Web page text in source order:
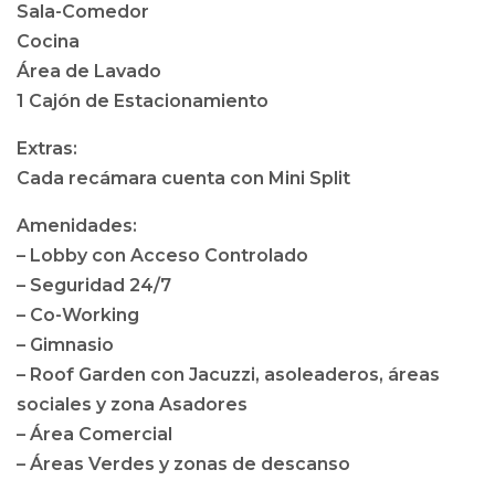
Sala-Comedor
Cocina
Área de Lavado
1 Cajón de Estacionamiento
Extras:
Cada recámara cuenta con Mini Split
Amenidades:
– Lobby con Acceso Controlado
– Seguridad 24/7
– Co-Working
– Gimnasio
– Roof Garden con Jacuzzi, asoleaderos, áreas
sociales y zona Asadores
– Área Comercial
– Áreas Verdes y zonas de descanso